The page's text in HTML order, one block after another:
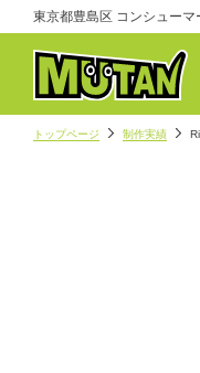
東京都豊島区 コンシュー
トップページ 制作実績